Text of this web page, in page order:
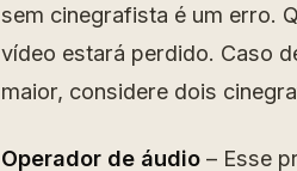
sem cinegrafista é um erro.
vídeo estará perdido. Caso
maior, considere dois
Operador de áudio – Esse